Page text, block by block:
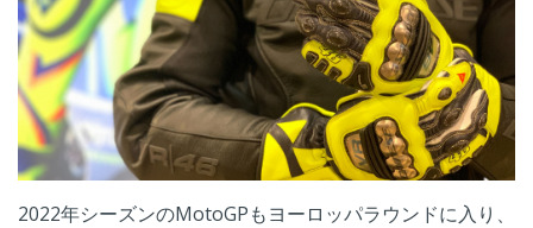
2022年シーズンのMotoGPもヨーロッパラウンドに入り、